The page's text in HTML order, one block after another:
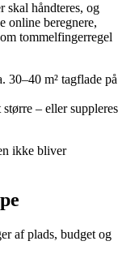
skal håndteres, og
online beregnere,
tommelfingerregel
30–40 m² tagflade på
– eller suppleres
ikke bliver
af plads, budget og